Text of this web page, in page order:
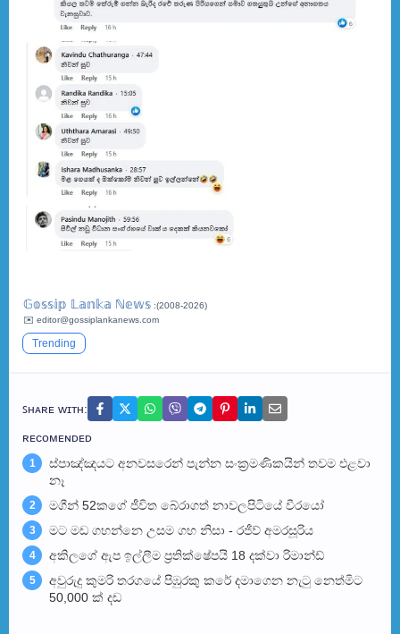
𝔾𝕠𝕤𝕤𝕚𝕡 𝕃𝕒𝕟𝕜𝕒 ℕ𝕖𝕨𝕤 :(2008-2026)
✉️ editor@gossiplankanews.com
Trending
ꜱʜᴀʀᴇ ᴡɪᴛʜ:
ʀᴇᴄᴏᴍᴇɴᴅᴇᴅ
1
ස්පාඤ්ඤයට අනවසරෙන් පැන්න සංක්‍රමණිකයින් තවම එළවා
නෑ
2 මගීන් 52කගේ ජීවිත බේරා­ගත් නාව­ල­පි­ටියේ වීරයෝ
3 මට මඩ ගහන්නෙ උසම ගහ නිසා - රජීව් අමරසූරිය
4 අකිලගේ ඇප ඉල්ලීම ප්‍රතික්ෂේපයි 18 දක්වා රිමාන්ඩ්
5
අවුරුදු කුමරි තරගයේ පිඹුරකු කරේ දමාගෙන නැටු නෙත්මිට
50,000 ක් දඩ